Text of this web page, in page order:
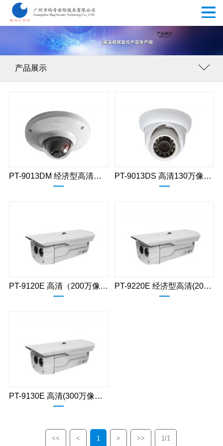
产品展示
PT-9013DM 经济型高清（130万像素）迷你半球网络摄像机 PT-9013DS 高清130万像素圈灯海螺型V2网络摄像机
PT-9120E 高清（200万像素）单灯红外防水枪型网络摄像机 PT-9220E 经济型高清(200万像素)双灯红外防水枪型网络摄像机
PT-9130E 高清(300万像素)单灯红外枪型网络摄像机
<< < 1 > >> 1/1